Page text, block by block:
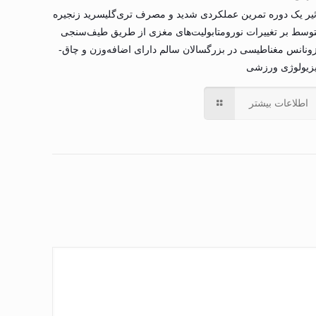
یک دوره تمرین عملکردی شدید و مصرف تری‌گلیسرید زنجیره
بر تغییرات نورومتابولیت‌های مغزی از طریق طیف‌سنجی
مغناطیسی در بزرگسالان سالم دارای اضافه‌وزن و چاق-
ورزشی
اطلاعات بیشتر